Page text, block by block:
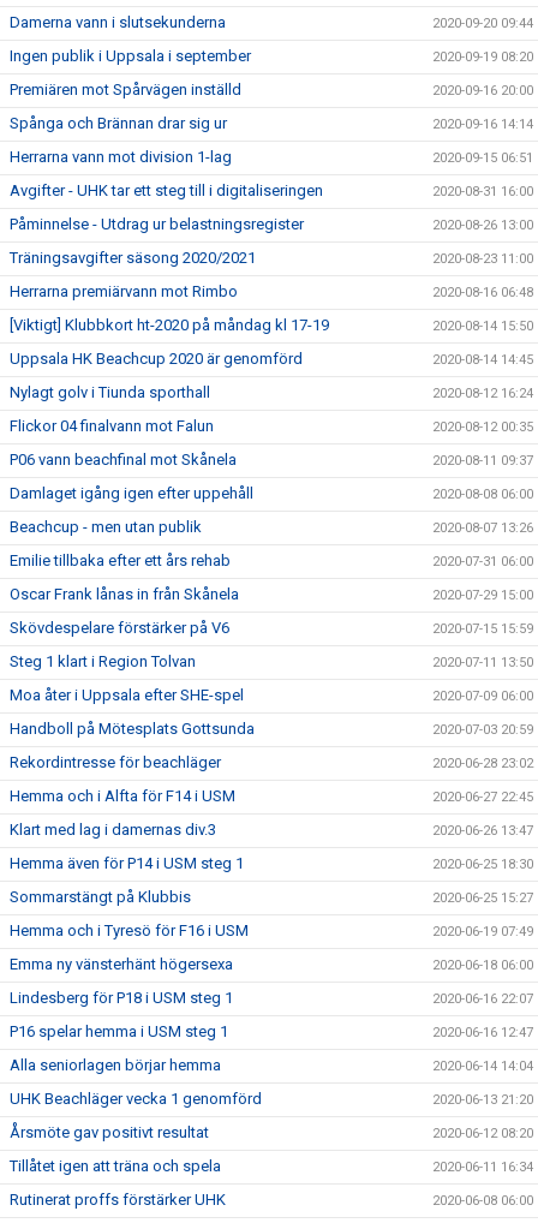
Damerna vann i slutsekunderna 2020-09-20 09:44
Ingen publik i Uppsala i september 2020-09-19 08:20
Premiären mot Spårvägen inställd 2020-09-16 20:00
Spånga och Brännan drar sig ur 2020-09-16 14:14
Herrarna vann mot division 1-lag 2020-09-15 06:51
Avgifter - UHK tar ett steg till i digitaliseringen 2020-08-31 16:00
Påminnelse - Utdrag ur belastningsregister 2020-08-26 13:00
Träningsavgifter säsong 2020/2021 2020-08-23 11:00
Herrarna premiärvann mot Rimbo 2020-08-16 06:48
[Viktigt] Klubbkort ht-2020 på måndag kl 17-19 2020-08-14 15:50
Uppsala HK Beachcup 2020 är genomförd 2020-08-14 14:45
Nylagt golv i Tiunda sporthall 2020-08-12 16:24
Flickor 04 finalvann mot Falun 2020-08-12 00:35
P06 vann beachfinal mot Skånela 2020-08-11 09:37
Damlaget igång igen efter uppehåll 2020-08-08 06:00
Beachcup - men utan publik 2020-08-07 13:26
Emilie tillbaka efter ett års rehab 2020-07-31 06:00
Oscar Frank lånas in från Skånela 2020-07-29 15:00
Skövdespelare förstärker på V6 2020-07-15 15:59
Steg 1 klart i Region Tolvan 2020-07-11 13:50
Moa åter i Uppsala efter SHE-spel 2020-07-09 06:00
Handboll på Mötesplats Gottsunda 2020-07-03 20:59
Rekordintresse för beachläger 2020-06-28 23:02
Hemma och i Alfta för F14 i USM 2020-06-27 22:45
Klart med lag i damernas div.3 2020-06-26 13:47
Hemma även för P14 i USM steg 1 2020-06-25 18:30
Sommarstängt på Klubbis 2020-06-25 15:27
Hemma och i Tyresö för F16 i USM 2020-06-19 07:49
Emma ny vänsterhänt högersexa 2020-06-18 06:00
Lindesberg för P18 i USM steg 1 2020-06-16 22:07
P16 spelar hemma i USM steg 1 2020-06-16 12:47
Alla seniorlagen börjar hemma 2020-06-14 14:04
UHK Beachläger vecka 1 genomförd 2020-06-13 21:20
Årsmöte gav positivt resultat 2020-06-12 08:20
Tillåtet igen att träna och spela 2020-06-11 16:34
Rutinerat proffs förstärker UHK 2020-06-08 06:00